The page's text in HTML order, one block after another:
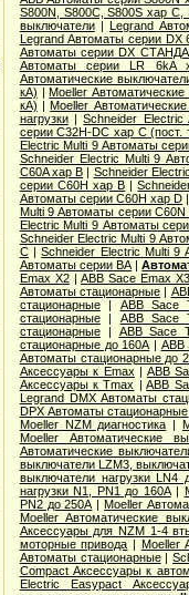
S800N, S800C, S800S хар С,
выключатели|Legrand
Legrand Автоматы серии DX
Автоматы серии DX
Автоматы серии LR 6kA
Автоматические
кА) |Moeller
кА) |Moeller
нагрузки|Schneider
серии C32H-DC хар C (пост.
Electric Multi 9 Автоматы
Schneider Electric Multi 9
C60A хар B | Schneider
серии C60H хар B |
Автоматы серии C60H хар D
Multi 9 Автоматы серии C60N
Electric Multi 9 Автоматы
Schneider Electric Multi 9
С|Schneider Electric Multi
Автоматы серии ВА |
Emax X2| ABB Sace Emax X3
Автоматы стационарные |
стационарные| ABB Sace
стационарные| ABB Sace
стационарные| ABB Sace
стационарные до 160А | ABB
Автоматы стационарные до
Аксессуары к Emax | ABB
Аксессуары к Tmax |ABB
Legrand DMX Автоматы
DPX Автоматы стационарные
Moeller NZM диагностика |
Moeller Автоматические
Автоматические
выключатели LZM3,
выключатели нагрузки LN4
нагрузки N1, PN1 до 160А|
PN2 до 250А |Moeller
Moeller Автоматические
Аксессуары для NZM 1-4
моторные привода | Moeller
Автоматы стационарные|
Compact Аксессуары к
Electric Easypact